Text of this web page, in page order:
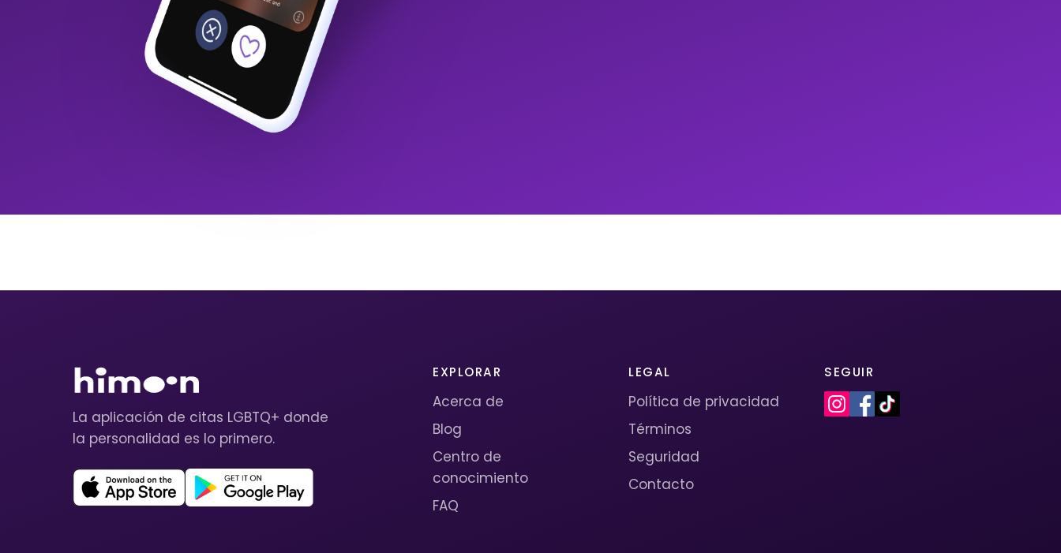
La aplicación de citas LGBTQ+ donde
la personalidad es lo primero.
EXPLORAR
Acerca de
Blog
Centro de
conocimiento
FAQ
LEGAL
Política de privacidad
Términos
Seguridad
Contacto
SEGUIR